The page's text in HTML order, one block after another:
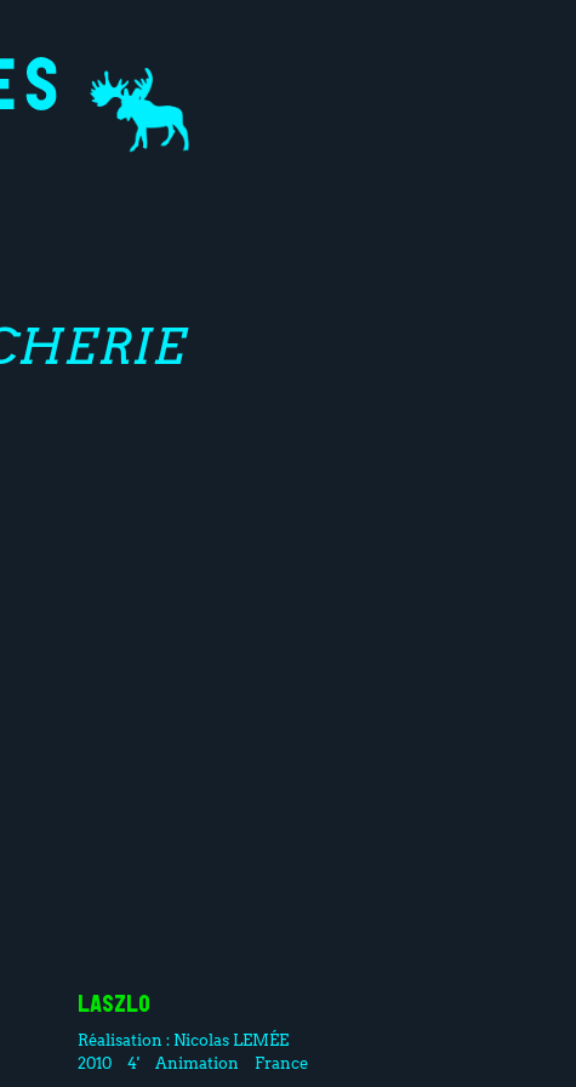
LASZLO
Réalisation : Nicolas LEMÉE
2010
4' Animation France